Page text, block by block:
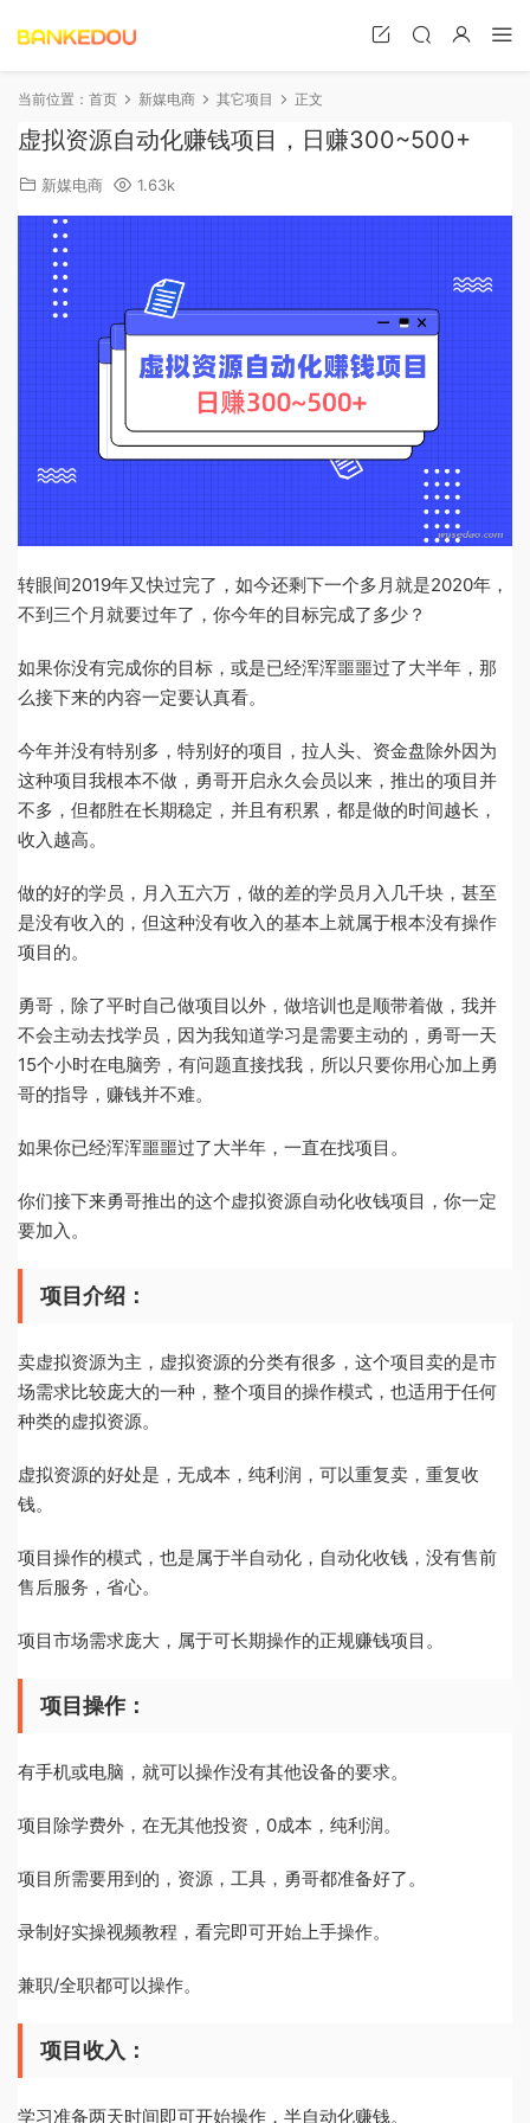
当前位置： 首页 新媒电商 其它项目 正文
虚拟资源自动化赚钱项目，日赚300~500+
新媒电商 1.63k
转眼间2019年又快过完了，如今还剩下一个多月就是2020年，
不到三个月就要过年了，你今年的目标完成了多少？
如果你没有完成你的目标，或是已经浑浑噩噩过了大半年，那
么接下来的内容一定要认真看。
今年并没有特别多，特别好的项目，拉人头、资金盘除外因为
这种项目我根本不做，勇哥开启永久会员以来，推出的项目并
不多，但都胜在长期稳定，并且有积累，都是做的时间越长，
收入越高。
做的好的学员，月入五六万，做的差的学员月入几千块，甚至
是没有收入的，但这种没有收入的基本上就属于根本没有操作
项目的。
勇哥，除了平时自己做项目以外，做培训也是顺带着做，我并
不会主动去找学员，因为我知道学习是需要主动的，勇哥一天
15个小时在电脑旁，有问题直接找我，所以只要你用心加上勇
哥的指导，赚钱并不难。
如果你已经浑浑噩噩过了大半年，一直在找项目。
你们接下来勇哥推出的这个虚拟资源自动化收钱项目，你一定
要加入。
项目介绍：
卖虚拟资源为主，虚拟资源的分类有很多，这个项目卖的是市
场需求比较庞大的一种，整个项目的操作模式，也适用于任何
种类的虚拟资源。
虚拟资源的好处是，无成本，纯利润，可以重复卖，重复收
钱。
项目操作的模式，也是属于半自动化，自动化收钱，没有售前
售后服务，省心。
项目市场需求庞大，属于可长期操作的正规赚钱项目。
项目操作：
有手机或电脑，就可以操作没有其他设备的要求。
项目除学费外，在无其他投资，0成本，纯利润。
项目所需要用到的，资源，工具，勇哥都准备好了。
录制好实操视频教程，看完即可开始上手操作。
兼职/全职都可以操作。
项目收入：
学习准备两天时间即可开始操作，半自动化赚钱。